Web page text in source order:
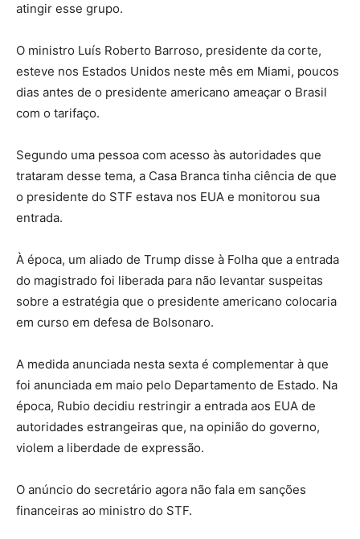
atingir esse grupo.
O ministro Luís Roberto Barroso, presidente da corte,
esteve nos Estados Unidos neste mês em Miami, poucos
dias antes de o presidente americano ameaçar o Brasil
com o tarifaço.
Segundo uma pessoa com acesso às autoridades que
trataram desse tema, a Casa Branca tinha ciência de que
o presidente do STF estava nos EUA e monitorou sua
entrada.
À época, um aliado de Trump disse à Folha que a entrada
do magistrado foi liberada para não levantar suspeitas
sobre a estratégia que o presidente americano colocaria
em curso em defesa de Bolsonaro.
A medida anunciada nesta sexta é complementar à que
foi anunciada em maio pelo Departamento de Estado. Na
época, Rubio decidiu restringir a entrada aos EUA de
autoridades estrangeiras que, na opinião do governo,
violem a liberdade de expressão.
O anúncio do secretário agora não fala em sanções
financeiras ao ministro do STF.